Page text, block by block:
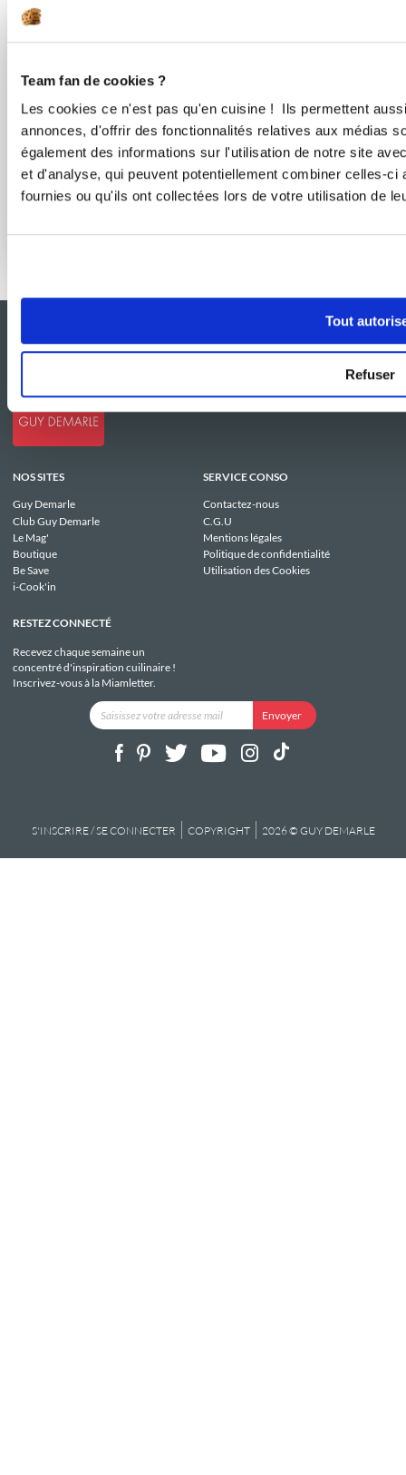
Team fan de cookies ?
Les cookies ce n'est pas qu'en cuisine ! Ils permettent
annonces, d'offrir des fonctionnalités relatives aux médias
également des informations sur l'utilisation de notre site
et d'analyse, qui peuvent potentiellement combiner celles-
fournies ou qu'ils ont collectées lors de votre utilisation de
Tout
Refuser
Effet boulangerie assuré à la maison
NOS SITES
Guy Demarle
Club Guy Demarle
Le Mag'
Boutique
Be Save
i-Cook'in
SERVICE CONSO
Contactez-nous
C.G.U
Mentions légales
Politique de confidentialité
Utilisation des Cookies
RESTEZ CONNECTÉ
Recevez chaque semaine un
concentré d'inspiration cuilinaire !
Inscrivez-vous à la Miamletter.
S'INSCRIRE / SE CONNECTER COPYRIGHT 2026 © GUY DEMARLE